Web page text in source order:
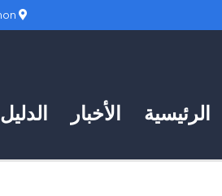
الدليل الأخبار الرئيسية